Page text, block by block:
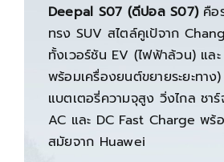
Deepal S07 (ดีปอล S07)คือ
ทรง SUV สไตล์คูเป้จาก
ทั้งเวอร์ชัน EV (ไฟฟ้าล้วน) และ
พร้อมเครื่องยนต์ขยายระยะทาง
แบตเตอรี่ความจุสูง วิ่งไกล ชา
AC และ DC Fast Charge พร้อ
สมัยจาก Huawei